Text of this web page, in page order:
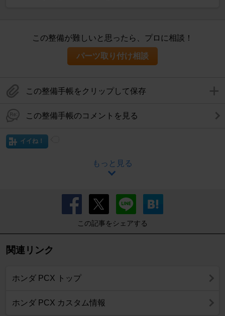
この整備が難しいと思ったら、プロに相談！
パーツ取り付け相談
この整備手帳をクリップして保存
この整備手帳のコメントを見る
イイね！
もっと見る
この記事をシェアする
関連リンク
ホンダ PCX トップ
ホンダ PCX カスタム情報